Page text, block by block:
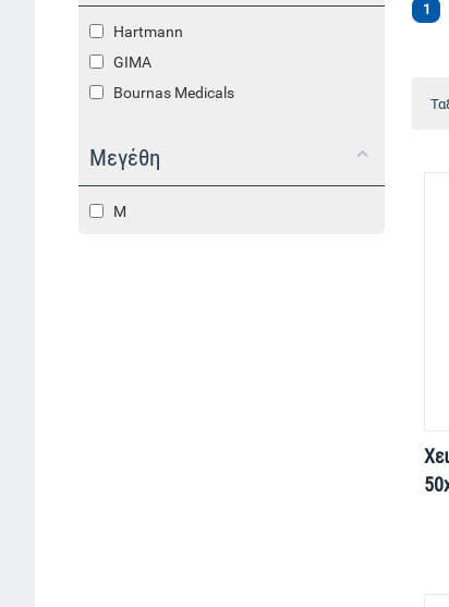
Hartmann
GIMA
Bournas Medicals
Μεγέθη
M
1